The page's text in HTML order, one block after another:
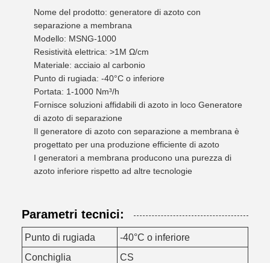
Nome del prodotto: generatore di azoto con
separazione a membrana
Modello: MSNG-1000
Resistività elettrica: >1M Ω/cm
Materiale: acciaio al carbonio
Punto di rugiada: -40°C o inferiore
Portata: 1-1000 Nm³/h
Fornisce soluzioni affidabili di azoto in loco Generatore
di azoto di separazione
Il generatore di azoto con separazione a membrana è
progettato per una produzione efficiente di azoto
I generatori a membrana producono una purezza di
azoto inferiore rispetto ad altre tecnologie
Parametri tecnici:
Punto di rugiada
-40°C o inferiore
Conchiglia
CS